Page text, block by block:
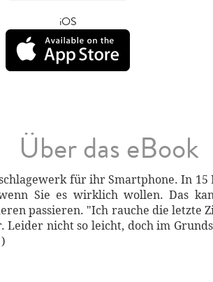
iOS
Über das eBook
für ihr Smartphone. In 15
Sie es wirklich wollen. Das
passieren. "Ich rauche die letzte
Leider nicht so leicht, doch im